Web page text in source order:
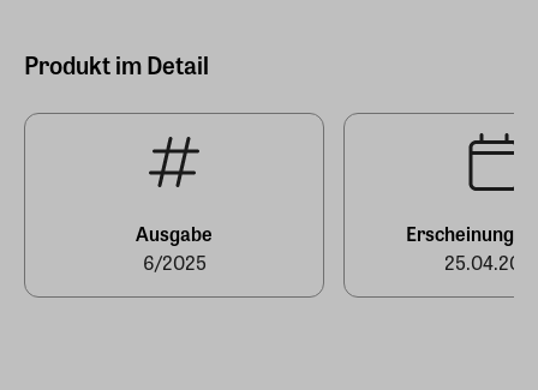
Deutschland (EU)
E-Mail-Adresse
Produkt im Detail
Ausgabe
6/2025